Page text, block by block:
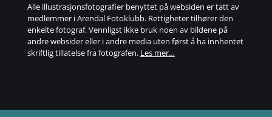
Alle illustrasjonsfotografier benyttet på websiden er tatt av
medlemmer i Arendal Fotoklubb. Rettigheter tilhører den
enkelte fotograf. Vennligst ikke bruk noen av bildene på
andre websider eller i andre media uten først å ha innhentet
skriftlig tillatelse fra fotografen. Les mer…